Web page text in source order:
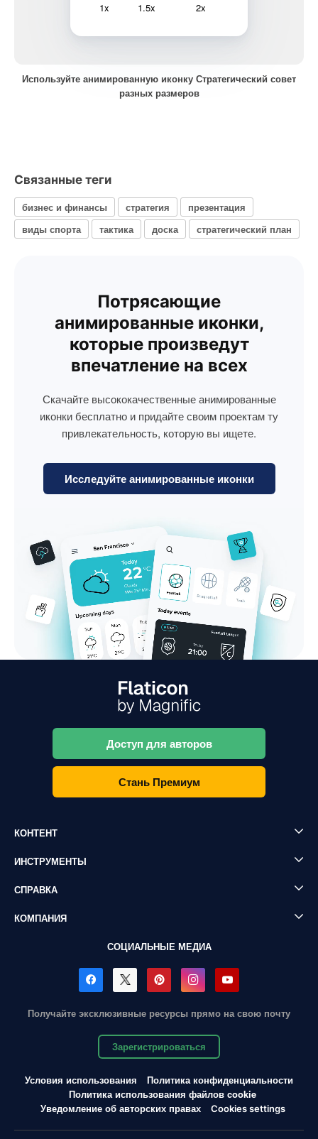
1x 1.5x 2x
Используйте анимированную иконку Стратегический совет
разных размеров
Связанные теги
бизнес и финансы стратегия
презентация
виды спорта
тактика доска стратегический план
Потрясающие
анимированные иконки,
которые произведут
впечатление на всех
Скачайте высококачественные анимированные
иконки бесплатно и придайте своим проектам ту
привлекательность, которую вы ищете.
Исследуйте анимированные иконки
Доступ для авторов
Стань Премиум
КОНТЕНТ
ИНСТРУМЕНТЫ
СПРАВКА
КОМПАНИЯ
СОЦИАЛЬНЫЕ МЕДИА
Получайте эксклюзивные ресурсы прямо на свою почту
Зарегистрироваться
Условия использования
Политика конфиденциальности
Политика использования файлов cookie
Уведомление об авторских правах
Cookies settings